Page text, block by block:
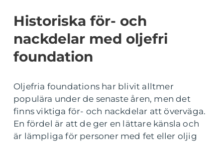
Historiska för- och
nackdelar med oljefri
foundation
Oljefria foundations har blivit alltmer
populära under de senaste åren, men det
finns viktiga för- och nackdelar att överväga.
En fördel är att de ger en lättare känsla och
är lämpliga för personer med fet eller oljig